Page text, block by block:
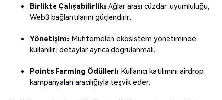
Birlikte Çalışabilirlik: Ağlar arası cüzdan uyumluluğu,
Web3 bağlantılarını güçlendirir.
Yönetişim: Muhtemelen ekosistem yönetiminde
kullanılır; detaylar ayrıca doğrulanmalı.
Points Farming Ödülleri: Kullanıcı katılımını airdrop
kampanyaları aracılığıyla teşvik eder.